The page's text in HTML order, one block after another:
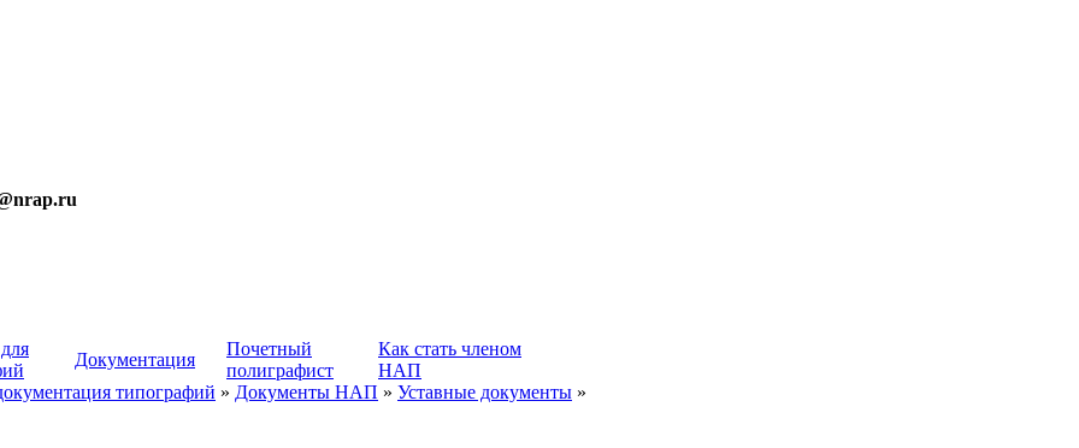
Документация
Почетный
полиграфист
Как стать членом
НАП
типографий » Документы НАП » Уставные документы »